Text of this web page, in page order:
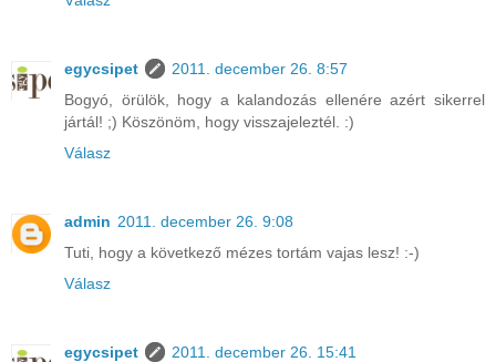
egycsipet
2011. december 26. 8:57
Bogyó, örülök, hogy a kalandozás ellenére azért sikerrel
jártál! ;) Köszönöm, hogy visszajeleztél. :)
Válasz
admin 2011. december 26. 9:08
Tuti, hogy a következő mézes tortám vajas lesz! :-)
Válasz
egycsipet
2011. december 26. 15:41